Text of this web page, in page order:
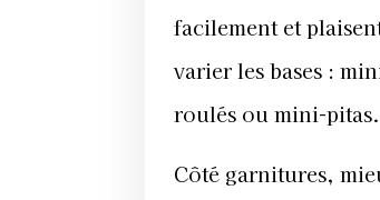
facilement et
varier les bases :
roulés ou mini-pitas.
Côté garnitures,